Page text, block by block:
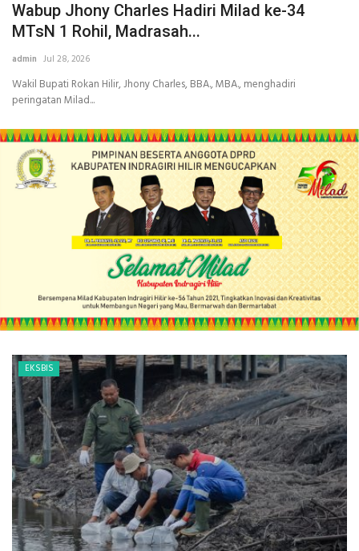
Wabup Jhony Charles Hadiri Milad ke-34
MTsN 1 Rohil, Madrasah...
admin Jul 28, 2026
Wakil Bupati Rokan Hilir, Jhony Charles, BBA., MBA., menghadiri
peringatan Milad...
EKSBIS